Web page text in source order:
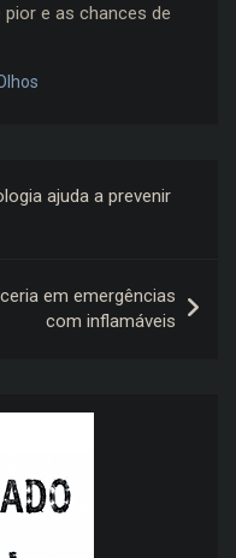
e as chances de
ajuda a prevenir
em emergências
com inflamáveis